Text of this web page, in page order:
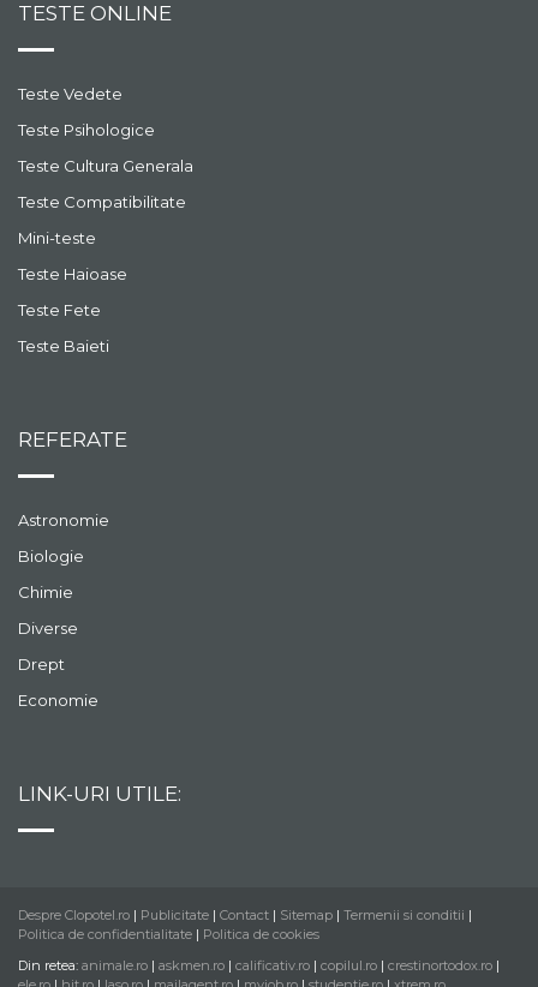
TESTE ONLINE
Teste Vedete
Teste Psihologice
Teste Cultura Generala
Teste Compatibilitate
Mini-teste
Teste Haioase
Teste Fete
Teste Baieti
REFERATE
Astronomie
Biologie
Chimie
Diverse
Drept
Economie
LINK-URI UTILE:
Despre Clopotel.ro | Publicitate | Contact | Sitemap | Termenii si conditii |
Politica de confidentialitate | Politica de cookies
Din retea: animale.ro | askmen.ro | calificativ.ro | copilul.ro | crestinortodox.ro |